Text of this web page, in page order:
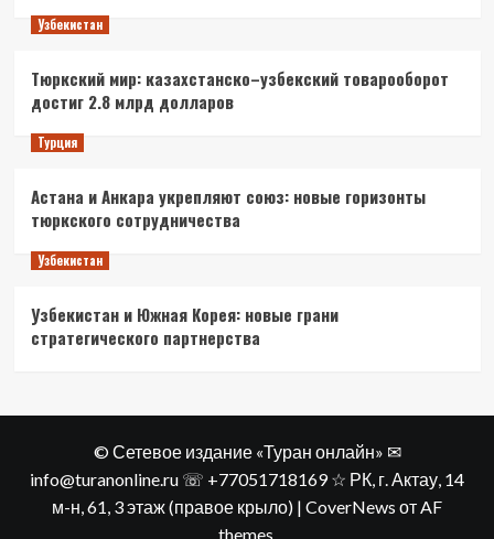
Узбекистан
Тюркский мир: казахстанско–узбекский товарооборот
достиг 2.8 млрд долларов
Турция
Астана и Анкара укрепляют союз: новые горизонты
тюркского сотрудничества
Узбекистан
Узбекистан и Южная Корея: новые грани
стратегического партнерства
© Сетевое издание «Туран онлайн» ✉
info@turanonline.ru ☏ +77051718169 ☆ РК, г. Актау​, 14
м-н, 61, 3 этаж (правое крыло) | CoverNews от AF
themes.